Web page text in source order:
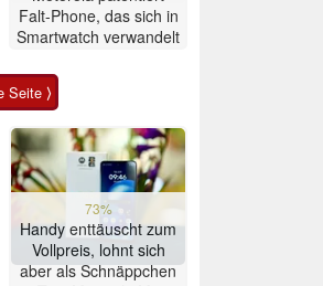
Falt-Phone, das sich in
Smartwatch verwandelt
Seite ⟩
73%
Handy enttäuscht zum
Vollpreis, lohnt sich
aber als Schnäppchen